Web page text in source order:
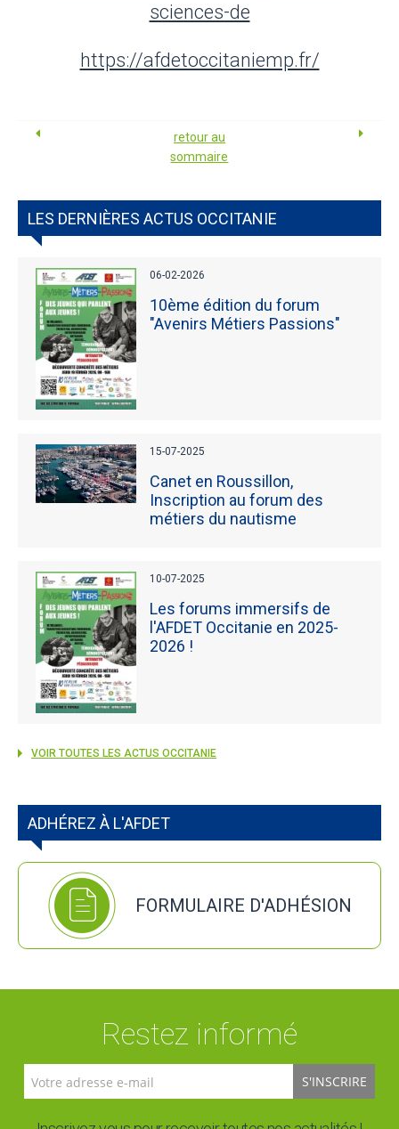
sciences-de
https://afdetoccitaniemp.fr/
retour au
sommaire
LES DERNIÈRES ACTUS OCCITANIE
06-02-2026
10ème édition du forum
"Avenirs Métiers Passions"
15-07-2025
Canet en Roussillon,
Inscription au forum des
métiers du nautisme
10-07-2025
Les forums immersifs de
l'AFDET Occitanie en 2025-
2026 !
VOIR TOUTES LES ACTUS OCCITANIE
ADHÉREZ À L'AFDET
FORMULAIRE D'ADHÉSION
Restez informé
S'INSCRIRE